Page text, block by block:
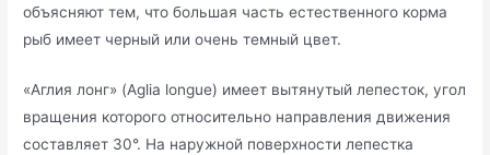
объясняют тем, что большая часть естественного корма
рыб имеет черный или очень темный цвет.
«Аглия лонг» (Aglia longue) имеет вытянутый лепесток, угол
вращения которого относительно направления движения
составляет 30°. На наружной поверхности лепестка